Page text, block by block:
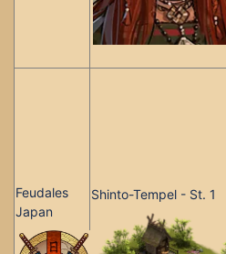
Feudales
Japan
Shinto-Tempel - St. 1